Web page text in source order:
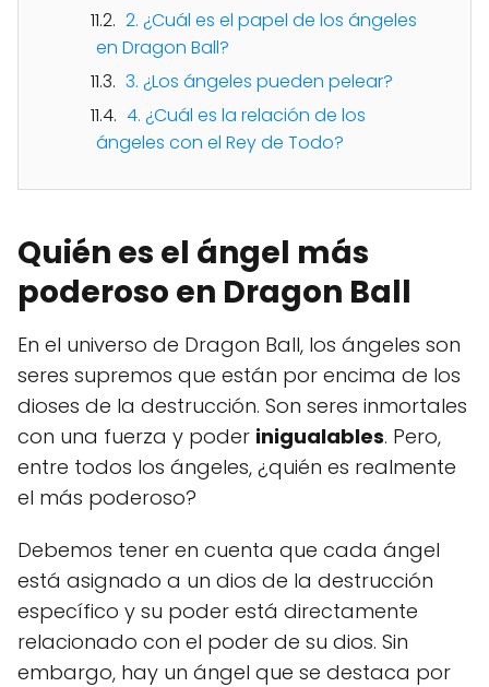
2. ¿Cuál es el papel de los ángeles
en Dragon Ball?
3. ¿Los ángeles pueden pelear?
4. ¿Cuál es la relación de los
ángeles con el Rey de Todo?
Quién es el ángel más
poderoso en Dragon Ball
En el universo de Dragon Ball, los ángeles son
seres supremos que están por encima de los
dioses de la destrucción. Son seres inmortales
con una fuerza y poder inigualables. Pero,
entre todos los ángeles, ¿quién es realmente
el más poderoso?
Debemos tener en cuenta que cada ángel
está asignado a un dios de la destrucción
específico y su poder está directamente
relacionado con el poder de su dios. Sin
embargo, hay un ángel que se destaca por